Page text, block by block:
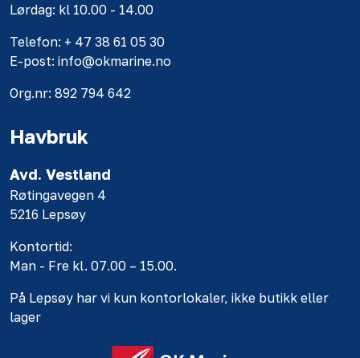
Lørdag: kl 10.00 - 14.00
Telefon: + 47 38 61 05 30
E-post: info@okmarine.no
Org.nr: 892 794 642
Havbruk
Avd. Vestland
Røtingavegen 4
5216 Lepsøy
Kontortid:
Man - Fre kl. 07.00 – 15.00.
På Lepsøy har vi kun kontorlokaler, ikke butikk eller
lager